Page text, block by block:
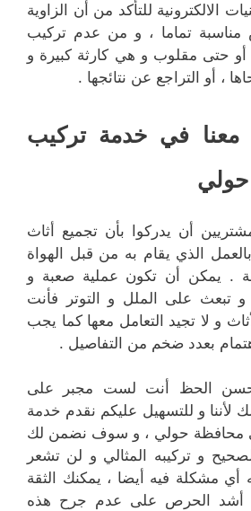
الالكترونية للتأكد من أن الزاوية
مناسبة تماما ، و من عدم تركيب
حتى مقلوب و هي كارثة كبيرة و
، أو التراجع عن نتائجها .
معنا في خدمة تركيب
حولي
أن يدركوا بأن تجميع أثاث
الذي يقام به من قبل الهواة
. يمكن أن تكون عملية صعبة و
تبعث على الملل و التوتر فأنت
و لا تجيد التعامل معها كما يجب
بعدد ضخم من التفاصيل .
لحسن الحظ أنت لست مجبر على
لأننا و للتسهيل عليكم نقدم خدمة
محافظة حولي ، و سوف نضمن لك
و تركيبه المثالي و لن تشعر
أي مشكلة فيه أيضا ، يمكنك الثقة
الحرص على عدم جرح هذه